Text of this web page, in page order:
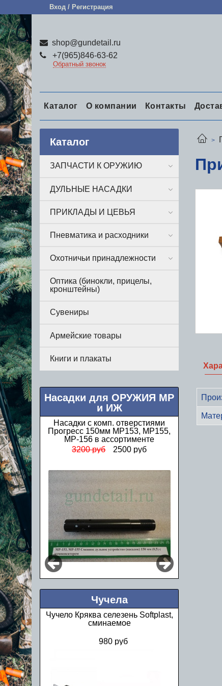
Вход / Регистрация
shop@gundetail.ru
+7(965)846-63-62
Обратный звонок
Каталог О компании Контакты
Каталог
ЗАПЧАСТИ К ОРУЖИЮ
ДУЛЬНЫЕ НАСАДКИ
ПРИКЛАДЫ И ЦЕВЬЯ
Пневматика и расходники
Охотничьи принадлежности
Оптика (бинокли, прицелы,
кронштейны)
Сувениры
Армейские товары
Книги и плакаты
Насадки для ОРУЖИЯ МР
и ИЖ
Насадки с комп. отверстиями
Прогресс 150мм МР153, МР155,
МР-156 в ассортименте
3200 руб
2500 руб
Чучела
Чучело Кряква селезень Softplast,
сминаемое
980 руб